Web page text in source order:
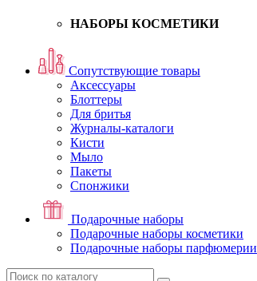
НАБОРЫ КОСМЕТИКИ
Сопутствующие товары
Аксессуары
Блоттеры
Для бритья
Журналы-каталоги
Кисти
Мыло
Пакеты
Спонжики
Подарочные наборы
Подарочные наборы косметики
Подарочные наборы парфюмерии